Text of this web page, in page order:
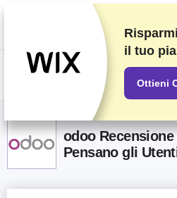
Classifichiamo i fornitori in base a test e
anche in considerazione la tua opinione
gli stessi fornitori. Questa pagina
odoo Recensione
Pensano gli
il tuo
Ottieni